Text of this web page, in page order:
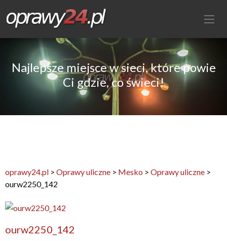
Najlepsze miejsce w sieci, które powie
Ci gdzie, co świeci!
oprawy24.pl > Oprawy uliczne > Mesko > Oprawy uliczne >
ourw2250_142
ourw2250_142